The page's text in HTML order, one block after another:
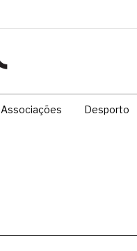
Associações Desporto